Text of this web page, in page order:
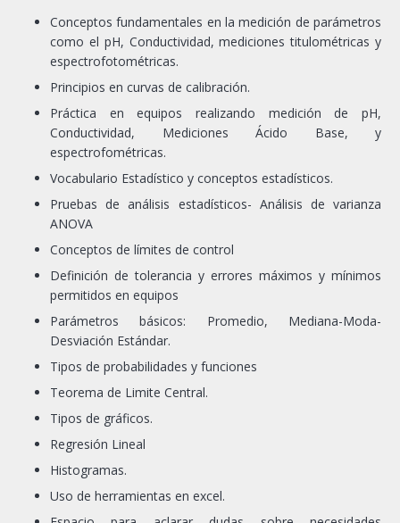
Conceptos fundamentales en la medición de parámetros
como el pH, Conductividad, mediciones titulométricas y
espectrofotométricas.
Principios en curvas de calibración.
Práctica en equipos realizando medición de pH,
Conductividad, Mediciones Ácido Base, y
espectrofométricas.
Vocabulario Estadístico y conceptos estadísticos.
Pruebas de análisis estadísticos- Análisis de varianza
ANOVA
Conceptos de límites de control
Definición de tolerancia y errores máximos y mínimos
permitidos en equipos
Parámetros básicos: Promedio, Mediana-Moda-
Desviación Estándar.
Tipos de probabilidades y funciones
Teorema de Limite Central.
Tipos de gráficos.
Regresión Lineal
Histogramas.
Uso de herramientas en excel.